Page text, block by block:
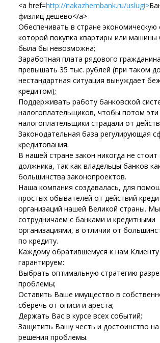
<a href=http://nakazhembank.ru/uslugi>
физлиц дешево</a>
Обеспечивать в стране экономическую
которой покупка квартиры или машины
была бы невозможна;
Заработная плата рядового
превышать 35 тыс. рублей (при таком
нестандартная ситуация вынуждает
кредитом);
Поддерживать работу банковской
налогоплательщиков, чтобы потом эти
налогоплательщики страдали от
Законодательная база регулирующая
кредитования.
В нашей стране закон никогда не стоит
должника, так как владельцы банков
большинства законопроектов.
Наша компания создавалась, для
простых обывателей от действий
организаций нашей Великой страны.
сотрудничаем с банками и кредитными
организациями, в отличии от
по кредиту.
Каждому обратившемуся к нам
гарантируем:
Выбрать оптимальную стратегию
проблемы;
Оставить Ваше имущество в
сберечь от описи и ареста;
Держать Вас в курсе всех событий;
Защитить Вашу честь и достоинство на
решения проблемы.